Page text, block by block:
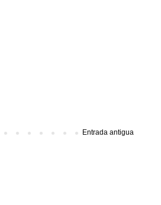
Entrada antigua